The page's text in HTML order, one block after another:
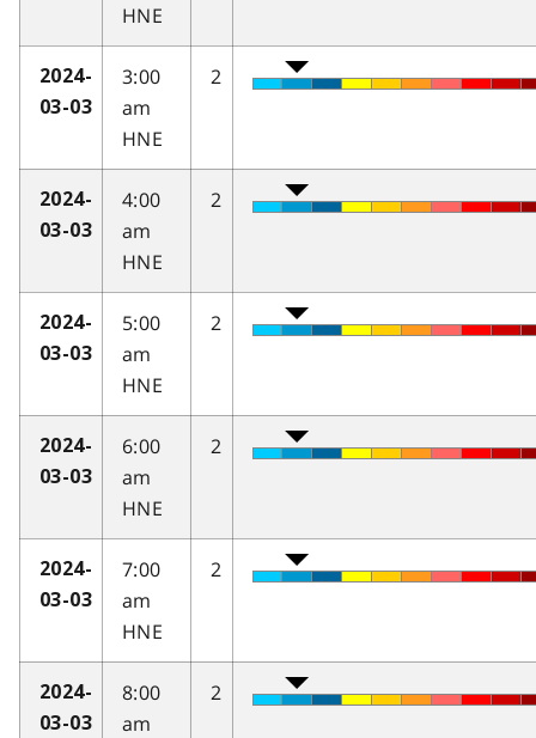
HNE
2024-
03-03
3:00
am
HNE
2
2024-
03-03
4:00
am
HNE
2
2024-
03-03
5:00
am
HNE
2
2024-
03-03
6:00
am
HNE
2
2024-
03-03
7:00
am
HNE
2
2024-
03-03
8:00
am
2